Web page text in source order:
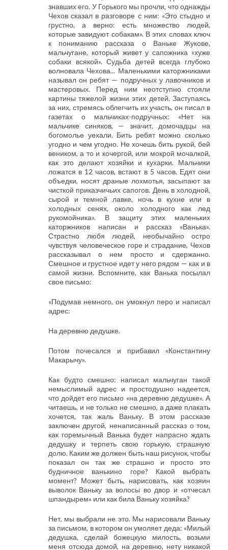
знавших его. У Горького мы прочли, что однажды
Чехов сказал в разговоре с ним: «Это стыдно и
грустно, а верно: есть множество людей,
которые завидуют собакам». В этих словах ключ
к пониманию рассказа о Ваньке Жукове,
мальчугане, который живет у сапожника «хуже
собаки всякой». Судьба детей всегда глубоко
волновала Чехова... Маленькими каторжниками
называл он ребят — подручных у лавочников и
мастеровых. Перед ним неотступно стояли
картины тяжелой жизни этих детей. Заступаясь
за них, стремясь облегчить их участь, он писал в
газетах о мальчиках-подручных: «Нет на
мальчике синяков, — значит, домочадцы на
богомолье уехали. Бить ребят можно сколько
угодно и чем угодно. Не хочешь бить рукой, бей
веником, а то и кочергой, или мокрой мочалкой,
как это делают хозяйки и кухарки. Мальчики
ложатся в 12 часов, встают в 5 часов. Едят они
объедки, носят драные лохмотья, засыпают за
чисткой приказчичьих сапогов. День в холодной,
сырой и темной лавке, ночь в кухне или в
холодных сенях, около холодного как лед
рукомойника». В защиту этих маленьких
каторжников написан и рассказ «Ванька».
Страстно любя людей, необычайно остро
чувствуя человеческое горе и страдание, Чехов
рассказывал о нем просто и сдержанно.
Смешное и грустное идет у него рядом — как и в
самой жизни. Вспомните, как Ванька посылал
свое письмо:
«Подумав немного, он умокнул перо и написал
адрес:
На деревню дедушке.
Потом почесался и прибавил «Константину
Макарычу».
Как будто смешно: написал мальчуган такой
немыслимый адрес и простодушно надеется,
что дойдет его письмо «на деревню дедушке». А
читаешь, и не только не смешно, а даже плакать
хочется, так жаль Ваньку. В этом рассказе
заключен другой, ненаписанный рассказ о том,
как горемычный Ванька будет напрасно ждать
дедушку и терпеть свою горькую, страшную
долю. Каким же должен быть наш рисунок, чтобы
показал он так же страшно и просто это
будничное ванькино горе? Какой выбрать
момент? Может быть, нарисовать, как хозяин
выволок Ваньку за волосы во двор и «отчесал
шпандырем» или как била Ваньку хозяйка?
Нет, мы выбрали не это. Мы нарисовали Ваньку
за письмом, в котором он умоляет деда: «Милый
дедушка, сделай божецкую милость, возьми
меня отсюда домой, на деревню, нету никакой